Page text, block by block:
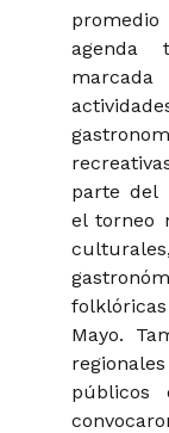
agenda
parte del
el torneo
Mayo.
públicos